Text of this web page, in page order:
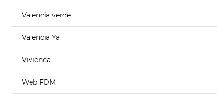
Valencia verde
Valencia Ya
Vivienda
Web FDM